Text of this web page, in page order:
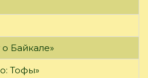
Байкале»
Тофы»